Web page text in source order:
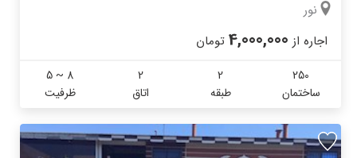
نور
اجاره از 4,000,000 تومان
250
ساختمان
2
طبقه
2
اتاق
5 ~ 8
ظرفیت